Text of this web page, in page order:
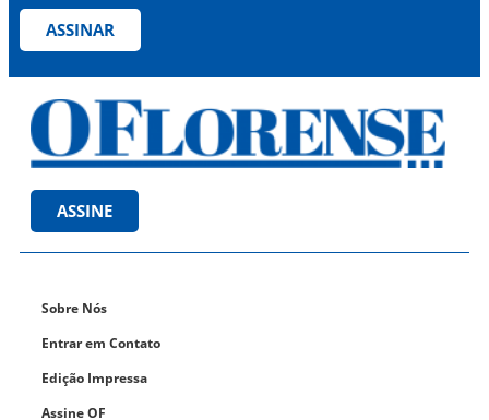
ASSINAR
ASSINE
Sobre Nós
Entrar em Contato
Edição Impressa
Assine OF